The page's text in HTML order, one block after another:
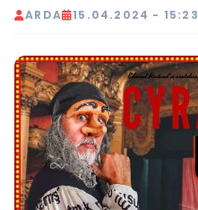
ARDA 15.04.2024 - 15:23